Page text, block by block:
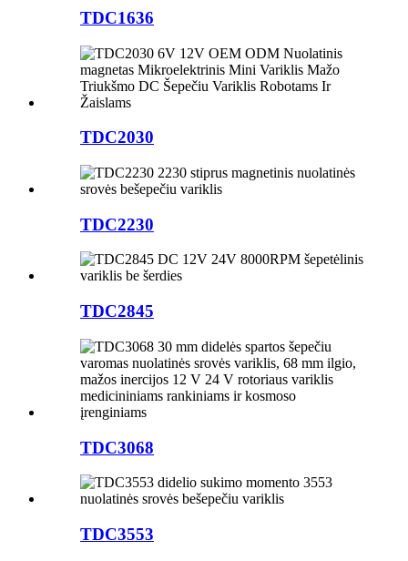
TDC1636
TDC2030
TDC2230
TDC2845
TDC3068
TDC3553